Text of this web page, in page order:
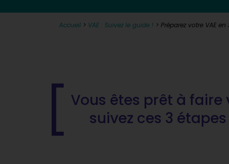
Accueil > VAE : Suivez le guide ! > Préparez votre VAE en
Vous êtes prêt à faire
suivez ces 3